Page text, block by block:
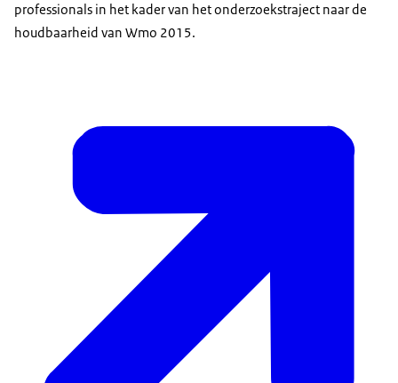
professionals in het kader van het onderzoekstraject naar de
houdbaarheid van Wmo 2015.